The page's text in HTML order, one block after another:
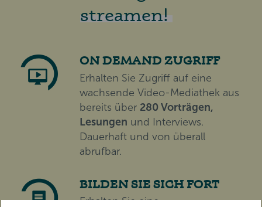
streamen!
ON DEMAND ZUGRIFF
Erhalten Sie Zugriff auf eine
wachsende Video-Mediathek aus
bereits über 280 Vorträgen,
Lesungen und Interviews.
Dauerhaft und von überall
abrufbar.
BILDEN SIE SICH FORT
Erhalten Sie eine